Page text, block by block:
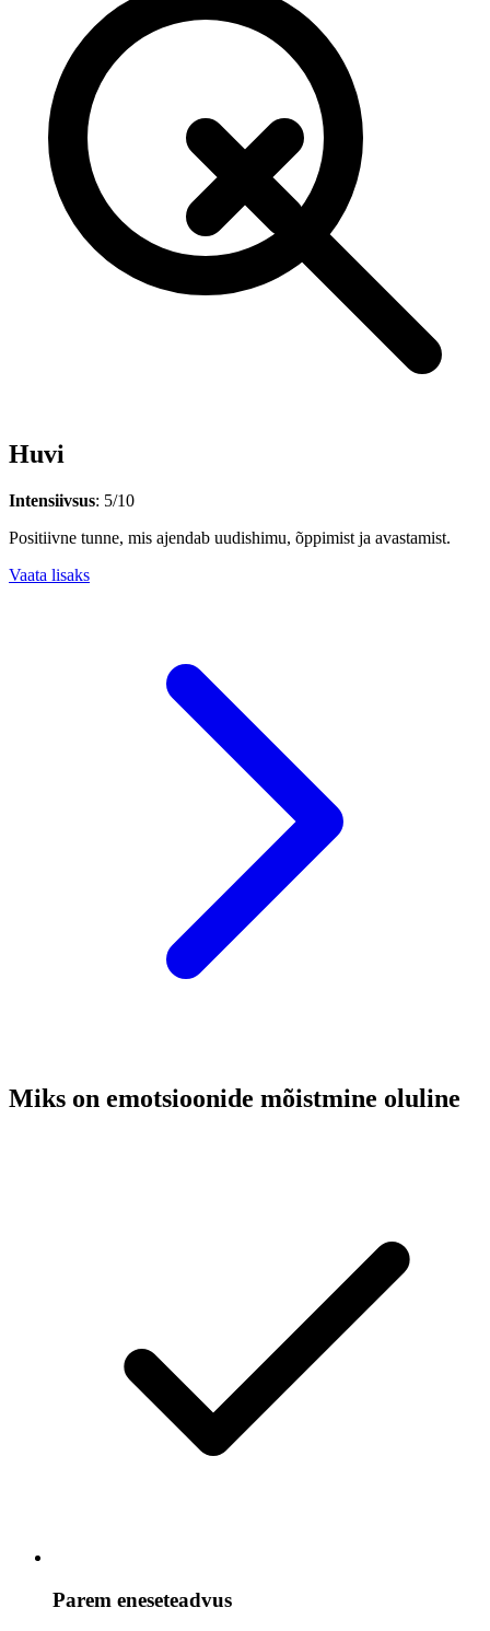
Huvi
Intensiivsus: 5/10
Positiivne tunne, mis ajendab uudishimu, õppimist ja avastamist.
Vaata lisaks
Miks on emotsioonide mõistmine oluline
Parem eneseteadvus